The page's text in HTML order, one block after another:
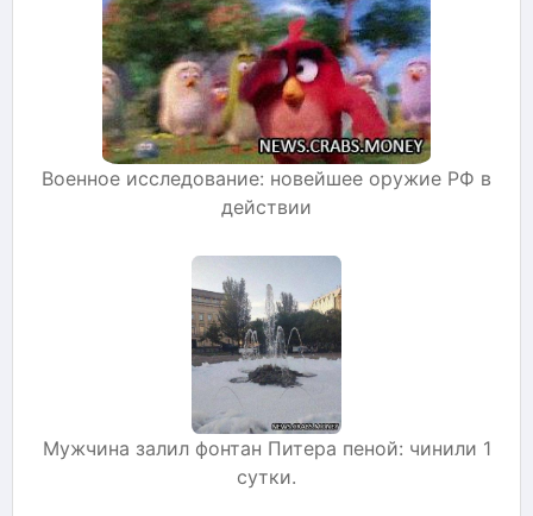
Военное исследование: новейшее оружие РФ в
действии
Мужчина залил фонтан Питера пеной: чинили 1
сутки.